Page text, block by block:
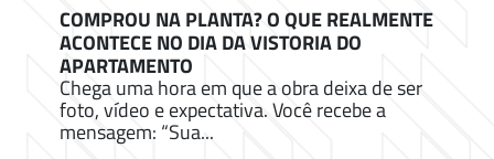
COMPROU NA PLANTA? O QUE REALMENTE
ACONTECE NO DIA DA VISTORIA DO
APARTAMENTO
Chega uma hora em que a obra deixa de ser
foto, vídeo e expectativa. Você recebe a
mensagem: “Sua...